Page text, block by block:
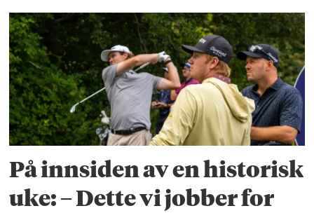
På innsiden av en historisk
uke: – Dette vi jobber for